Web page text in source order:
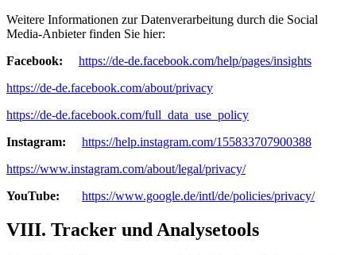
Weitere Informationen zur Datenverarbeitung durch die Social
Media-Anbieter finden Sie hier:
Facebook:
https://de-de.facebook.com/help/pages/insights
https://de-de.facebook.com/about/privacy
https://de-de.facebook.com/full_data_use_policy
Instagram: https://help.instagram.com/155833707900388
https://www.instagram.com/about/legal/privacy/
YouTube: https://www.google.de/intl/de/policies/privacy/
VIII. Tracker und Analysetools